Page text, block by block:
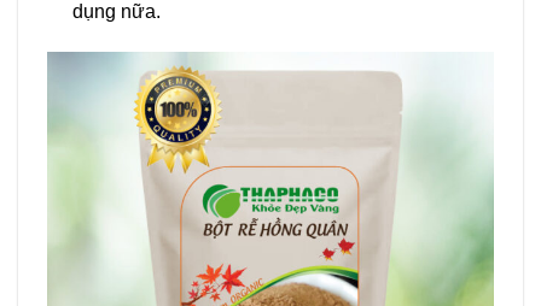
dụng nữa.